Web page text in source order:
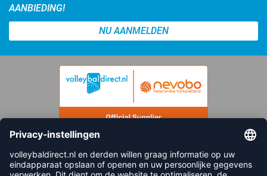
AANBIEDING!
NU AANMELDEN